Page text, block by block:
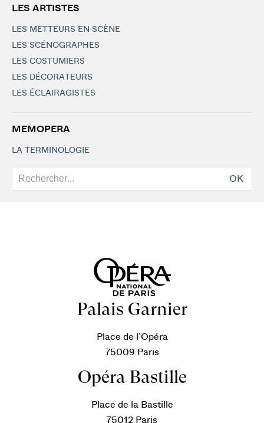
LES ARTISTES
LES METTEURS EN SCÈNE
LES SCÉNOGRAPHES
LES COSTUMIERS
LES DÉCORATEURS
LES ÉCLAIRAGISTES
MEMOPERA
LA TERMINOLOGIE
OK
Palais Garnier
Place de l’Opéra
75009 Paris
Opéra Bastille
Place de la Bastille
75012 Paris